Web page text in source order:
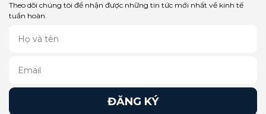
Theo dõi chúng tôi để nhận được những tin tức mới nhất về kinh tế
tuần hoàn.